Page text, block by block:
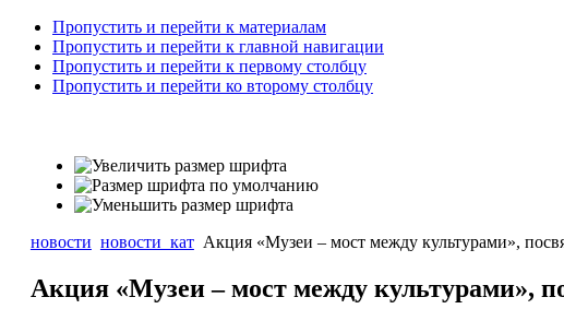
Пропустить и перейти к материалам
Пропустить и перейти к главной навигации
Пропустить и перейти к первому столбцу
Пропустить и перейти ко второму столбцу
новости новости_кат Акция «Музеи – мост между культурами»,
Акция «Музеи – мост между культурами»,